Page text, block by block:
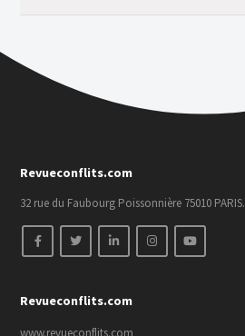
Revueconflits.com
32 rue du Faubourg Poissonnière 75010 PARIS.
Revueconflits.com
www.revueconflits.com